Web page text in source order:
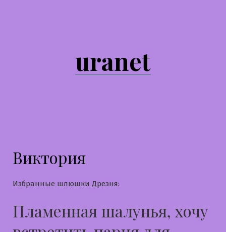
uranet
Виктория
Избранные шлюшки Дрезня:
Пламенная шалунья, хочу